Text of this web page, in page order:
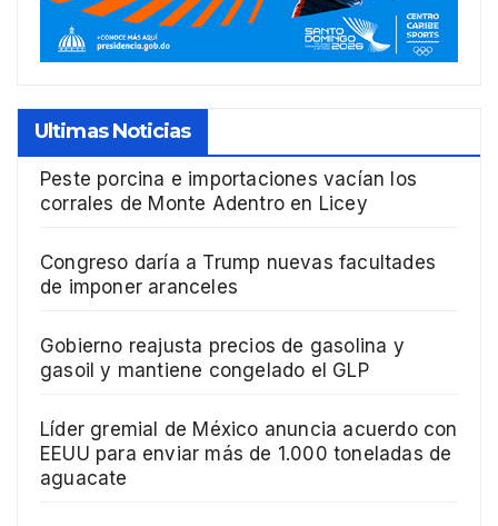
Ultimas Noticias
Peste porcina e importaciones vacían los
corrales de Monte Adentro en Licey
Congreso daría a Trump nuevas facultades
de imponer aranceles
Gobierno reajusta precios de gasolina y
gasoil y mantiene congelado el GLP
Líder gremial de México anuncia acuerdo con
EEUU para enviar más de 1.000 toneladas de
aguacate